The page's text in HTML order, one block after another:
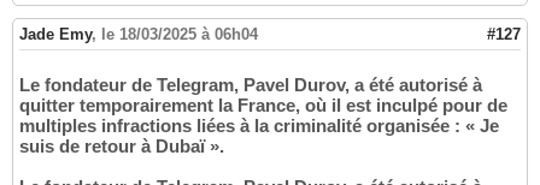
Jade Emy, le 18/03/2025 à 06h04 #127
Le fondateur de Telegram, Pavel Durov, a été autorisé à
quitter temporairement la France, où il est inculpé pour de
multiples infractions liées à la criminalité organisée : « Je
suis de retour à Dubaï ».